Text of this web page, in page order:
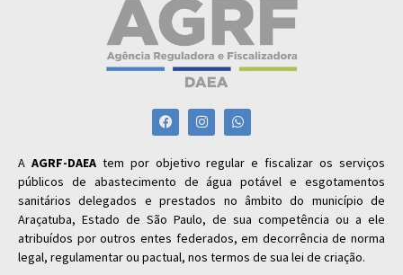
A AGRF-DAEAtem por objetivo regular e fiscalizar os serviços
públicos de abastecimento de água potável e esgotamentos
sanitários delegados e prestados no âmbito do município de
Araçatuba, Estado de São Paulo, de sua competência ou a ele
atribuídos por outros entes federados, em decorrência de norma
legal, regulamentar ou pactual, nos termos de sua lei de criação.